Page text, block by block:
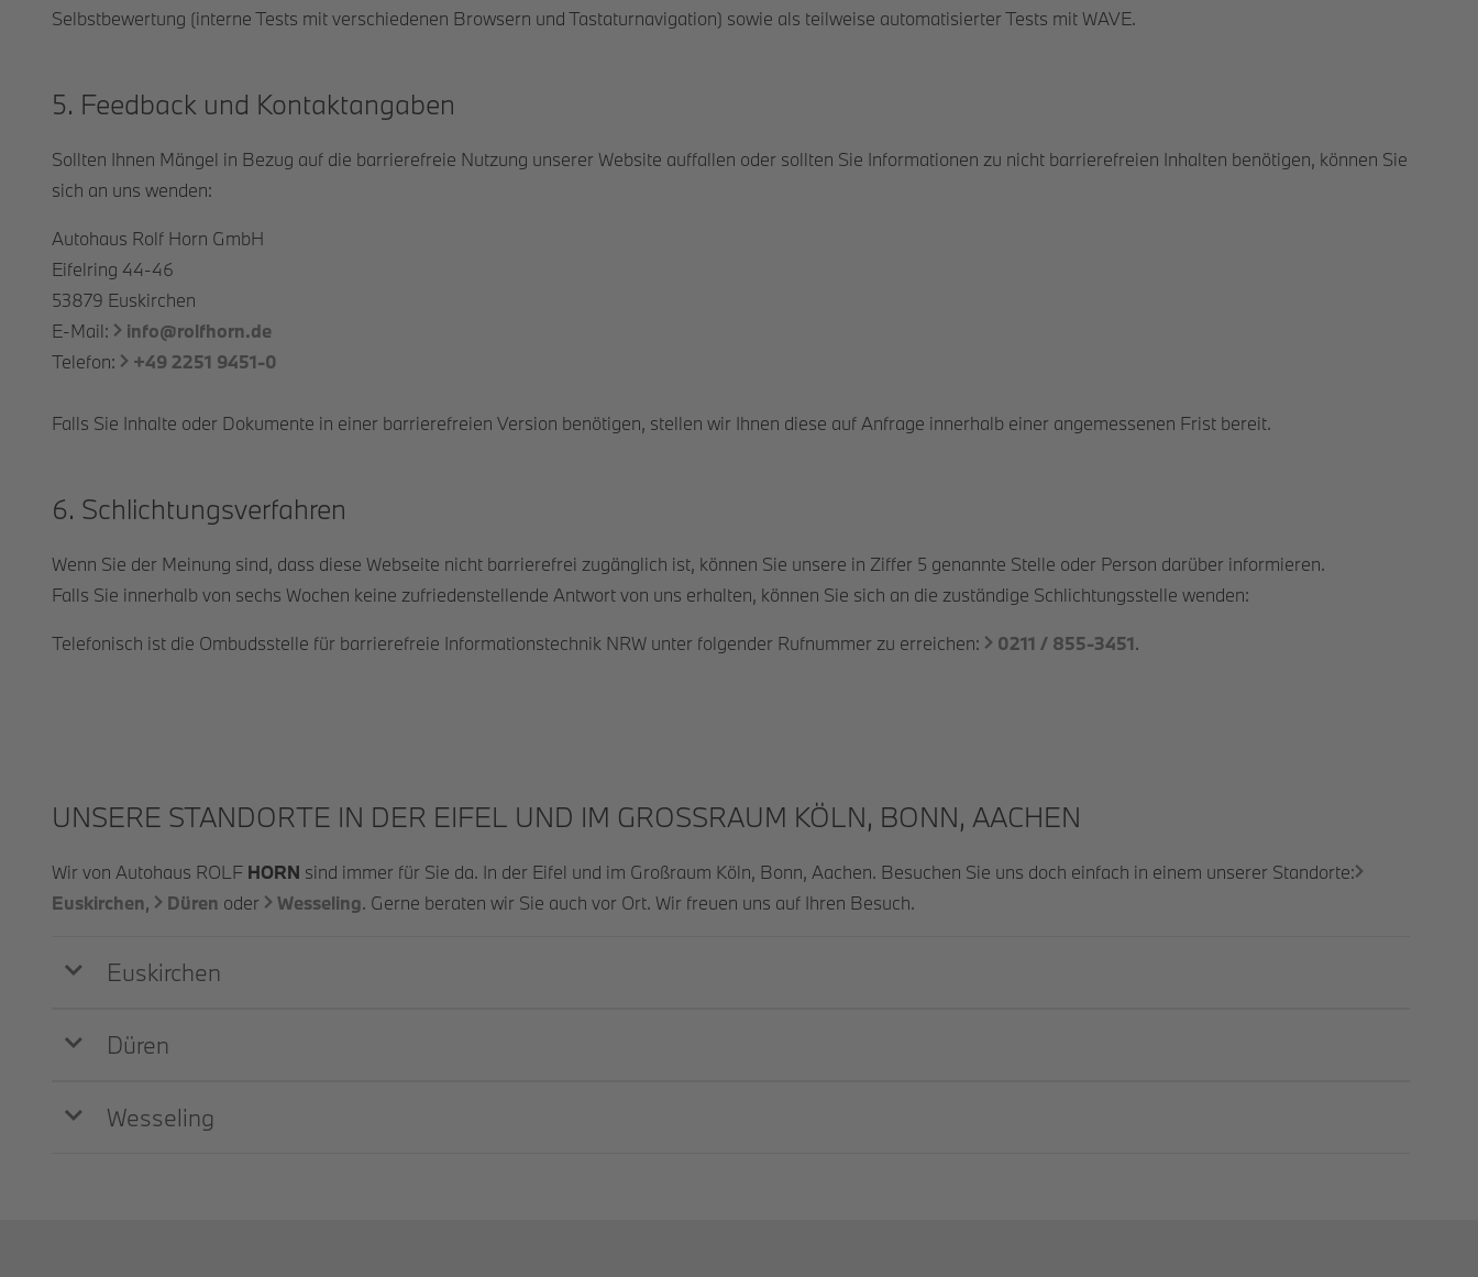
Selbstbewertung (interne Tests mit verschiedenen Browsern und Tastaturnavigation) sowie als teilweise automatisierter Tests mit WAVE.
5. Feedback und Kontaktangaben
Sollten Ihnen Mängel in Bezug auf die barrierefreie Nutzung unserer Website auffallen oder sollten Sie Informationen zu nicht barrierefreien Inhalten benötigen, können Sie
sich an uns wenden:
Autohaus Rolf Horn GmbH
Eifelring 44-46
53879 Euskirchen
E-Mail:
info@rolfhorn.de
Telefon:
+49 2251 9451-0
Falls Sie Inhalte oder Dokumente in einer barrierefreien Version benötigen, stellen wir Ihnen diese auf Anfrage innerhalb einer angemessenen Frist bereit.
6. Schlichtungsverfahren
Wenn Sie der Meinung sind, dass diese Webseite nicht barrierefrei zugänglich ist, können Sie unsere in Ziffer 5 genannte Stelle oder Person darüber informieren.
Falls Sie innerhalb von sechs Wochen keine zufriedenstellende Antwort von uns erhalten, können Sie sich an die zuständige Schlichtungsstelle wenden:
Telefonisch ist die Ombudsstelle für barrierefreie Informationstechnik NRW unter folgender Rufnummer zu erreichen: 0211 / 855-3451.
UNSERE STANDORTE IN DER EIFEL UND IM GROSSRAUM KÖLN, BONN, AACHEN
Wir von Autohaus ROLF HORN sind immer für Sie da. In der Eifel und im Großraum Köln, Bonn, Aachen. Besuchen Sie uns doch einfach in einem unserer Standorte:
Euskirchen, Düren oder Wesseling. Gerne beraten wir Sie auch vor Ort. Wir freuen uns auf Ihren Besuch.
Euskirchen
Düren
Wesseling